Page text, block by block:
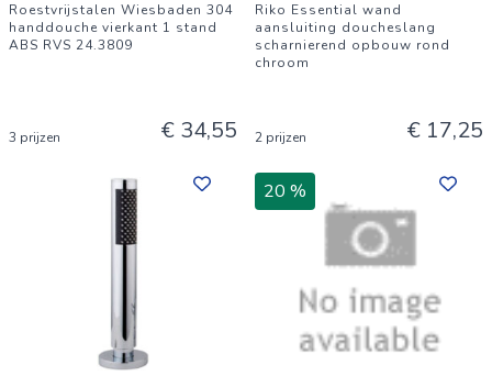
Roestvrijstalen Wiesbaden 304
handdouche vierkant 1 stand
ABS RVS 24.3809
3 prijzen € 34,55
Riko Essential wand
aansluiting doucheslang
scharnierend opbouw rond
chroom
2 prijzen € 17,25
20 %